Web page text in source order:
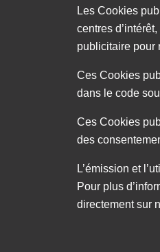
Les Cookies
centres
publicitaire pour
Ces Cookies
dans le code
Ces Cookies
des
L’émission et
Pour plus
directement sur